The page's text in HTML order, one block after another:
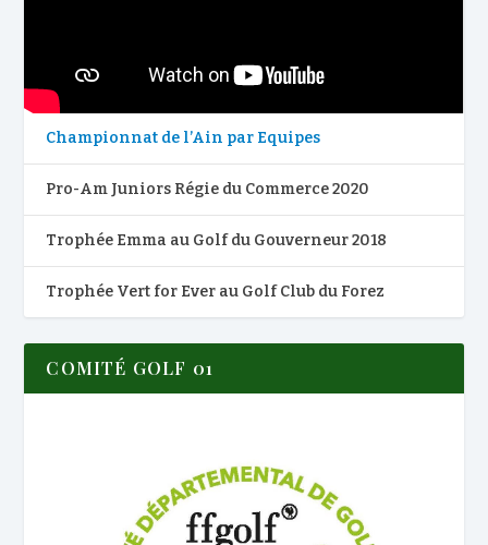
Championnat de l’Ain par Equipes
Pro-Am Juniors Régie du Commerce 2020
Trophée Emma au Golf du Gouverneur 2018
Trophée Vert for Ever au Golf Club du Forez
COMITÉ GOLF 01